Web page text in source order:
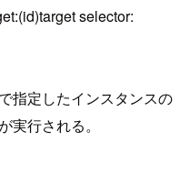
selector:
指定したインスタンスの
実行される。